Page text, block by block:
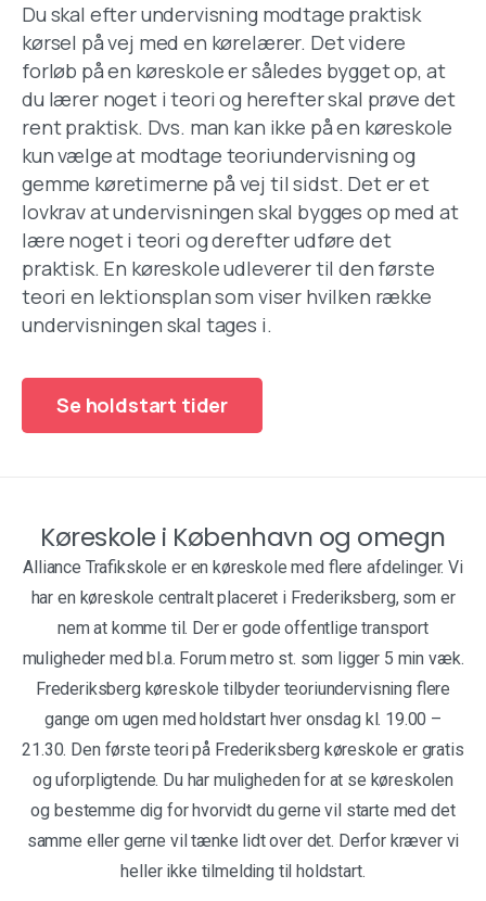
Du skal efter undervisning modtage praktisk
kørsel på vej med en kørelærer. Det videre
forløb på en køreskole er således bygget op, at
du lærer noget i teori og herefter skal prøve det
rent praktisk. Dvs. man kan ikke på en køreskole
kun vælge at modtage teoriundervisning og
gemme køretimerne på vej til sidst. Det er et
lovkrav at undervisningen skal bygges op med at
lære noget i teori og derefter udføre det
praktisk. En køreskole udleverer til den første
teori en lektionsplan som viser hvilken række
undervisningen skal tages i.
Se holdstart tider
Køreskole i København og omegn
Alliance Trafikskole er en køreskole med flere afdelinger. Vi
har en køreskole centralt placeret i Frederiksberg, som er
nem at komme til. Der er gode offentlige transport
muligheder med bl.a. Forum metro st. som ligger 5 min væk.
Frederiksberg køreskole tilbyder teoriundervisning flere
gange om ugen med holdstart hver onsdag kl. 19.00 –
21.30. Den første teori på Frederiksberg køreskole er gratis
og uforpligtende. Du har muligheden for at se køreskolen
og bestemme dig for hvorvidt du gerne vil starte med det
samme eller gerne vil tænke lidt over det. Derfor kræver vi
heller ikke tilmelding til holdstart.